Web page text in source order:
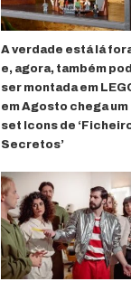
A verdade está lá
e, agora, também
ser montada em
em Agosto chega um
set Icons de
Secretos’